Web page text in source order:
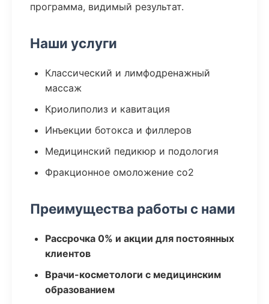
программа, видимый результат.
Наши услуги
Классический и лимфодренажный
массаж
Криолиполиз и кавитация
Инъекции ботокса и филлеров
Медицинский педикюр и подология
Фракционное омоложение co2
Преимущества работы с нами
Рассрочка 0% и акции для постоянных
клиентов
Врачи-косметологи с медицинским
образованием